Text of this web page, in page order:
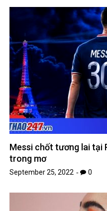
Messi chốt tương lai tại
trong mơ
September 25, 2022 0